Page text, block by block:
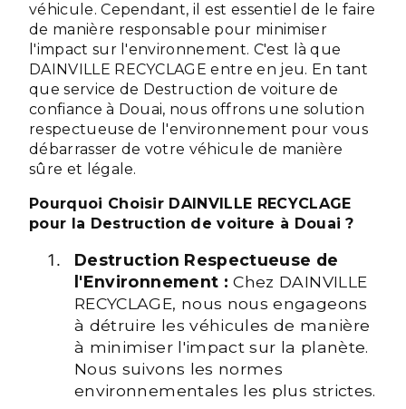
véhicule. Cependant, il est essentiel de le faire
de manière responsable pour minimiser
l'impact sur l'environnement. C'est là que
DAINVILLE RECYCLAGE entre en jeu. En tant
que service de Destruction de voiture de
confiance à Douai, nous offrons une solution
respectueuse de l'environnement pour vous
débarrasser de votre véhicule de manière
sûre et légale.
Pourquoi Choisir DAINVILLE RECYCLAGE
pour la Destruction de voiture à Douai ?
Destruction Respectueuse de
l'Environnement : Chez DAINVILLE
RECYCLAGE, nous nous engageons
à détruire les véhicules de manière
à minimiser l'impact sur la planète.
Nous suivons les normes
environnementales les plus strictes.